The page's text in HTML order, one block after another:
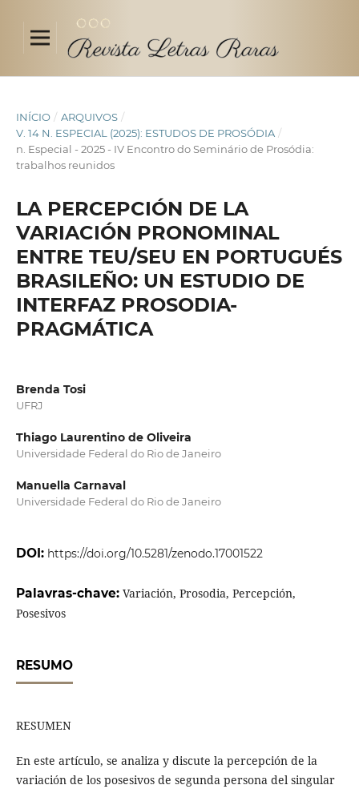
INÍCIO / ARQUIVOS /
V. 14 N. ESPECIAL (2025): ESTUDOS DE PROSÓDIA /
n. Especial - 2025 - IV Encontro do Seminário de Prosódia:
trabalhos reunidos
LA PERCEPCIÓN DE LA
VARIACIÓN PRONOMINAL
ENTRE TEU/SEU EN PORTUGUÉS
BRASILEÑO: UN ESTUDIO DE
INTERFAZ PROSODIA-
PRAGMÁTICA
Brenda Tosi
UFRJ
Thiago Laurentino de Oliveira
Universidade Federal do Rio de Janeiro
Manuella Carnaval
Universidade Federal do Rio de Janeiro
DOI: https://doi.org/10.5281/zenodo.17001522
Palavras-chave: Variación, Prosodia, Percepción,
Posesivos
RESUMO
RESUMEN
En este artículo, se analiza y discute la percepción de la
variación de los posesivos de segunda persona del singular